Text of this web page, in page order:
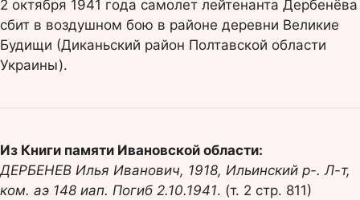
2 октября 1941 года самолет лейтенанта Дербенёва
сбит в воздушном бою в районе деревни Великие
Будищи (Диканьский район Полтавской области
Украины).
Из Книги памяти Ивановской области:
ДЕРБЕНЕВ Илья Иванович, 1918, Ильинский р-. Л-т,
ком. аэ 148 иап. Погиб 2.10.1941. (т. 2 стр. 811)